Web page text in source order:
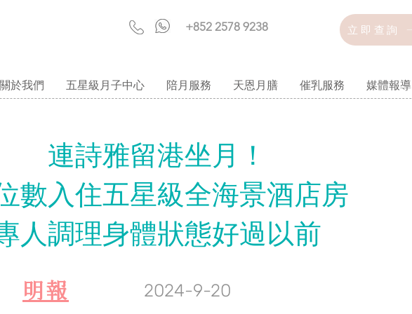
+852 2578 9238 立即查詢
關於我們 五星級月子中心 陪月服務 天恩月膳 催乳服務 媒體報導
連詩雅留港坐月！
數入住五星級全海景酒店房
人調理身體狀態好過以前
​明報 2024-9-20